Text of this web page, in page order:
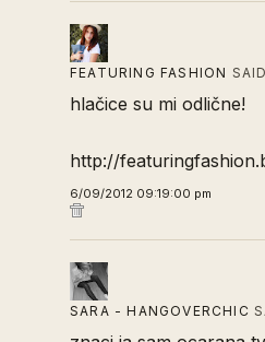
FEATURING FASHION
hlačice su mi odlične!
http://
6/09/2012 09:19:00 pm
SARA - HANGOVERCHIC